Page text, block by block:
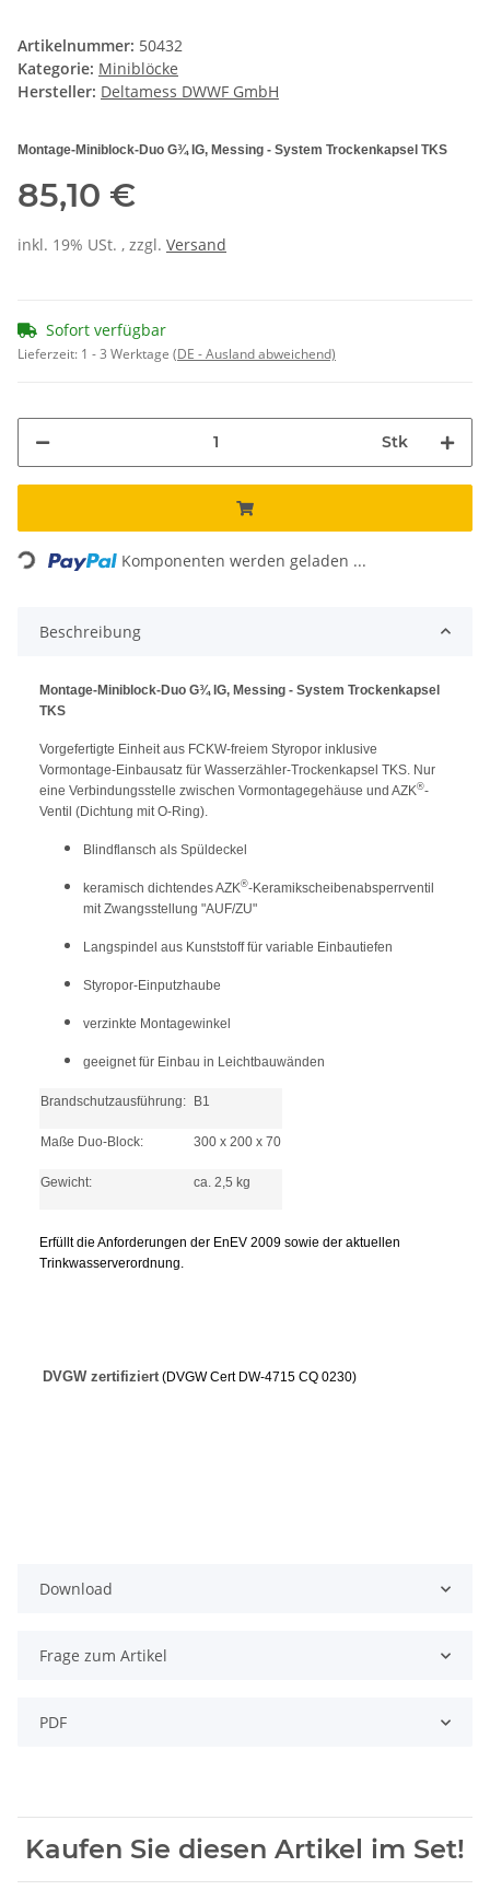
Artikelnummer: 50432
Kategorie: Miniblöcke
Hersteller: Deltamess DWWF GmbH
Montage-Miniblock-Duo G¾ IG, Messing - System Trockenkapsel TKS
85,10 €
inkl. 19% USt. , zzgl. Versand
Sofort verfügbar
Lieferzeit: 1 - 3 Werktage (DE - Ausland abweichend)
Stk
Loading... Komponenten werden geladen ...
Beschreibung
Montage-Miniblock-Duo G¾ IG, Messing - System Trockenkapsel
TKS
Vorgefertigte Einheit aus FCKW-freiem Styropor inklusive
Vormontage-Einbausatz für Wasserzähler-Trockenkapsel TKS. Nur
eine Verbindungsstelle zwischen Vormontagegehäuse und AZK®-
Ventil (Dichtung mit O-Ring).
Blindflansch als Spüldeckel
keramisch dichtendes AZK®-Keramikscheibenabsperrventil
mit Zwangsstellung "AUF/ZU"
Langspindel aus Kunststoff für variable Einbautiefen
Styropor-Einputzhaube
verzinkte Montagewinkel
geeignet für Einbau in Leichtbauwänden
Brandschutzausführung: B1
Maße Duo-Block: 300 x 200 x 70
Gewicht: ca. 2,5 kg
Erfüllt die Anforderungen der EnEV 2009 sowie der aktuellen
Trinkwasserverordnung.
DVGW zertifiziert (DVGW Cert DW-4715 CQ 0230)
Download
Frage zum Artikel
PDF
Kaufen Sie diesen Artikel im Set!